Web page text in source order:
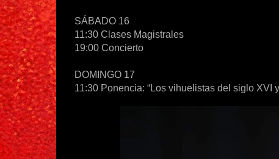
SÁBADO 16
11:30 Clases Magistrales
19:00 Concierto
DOMINGO 17
11:30 Ponencia: “Los vihuelistas del siglo XVI